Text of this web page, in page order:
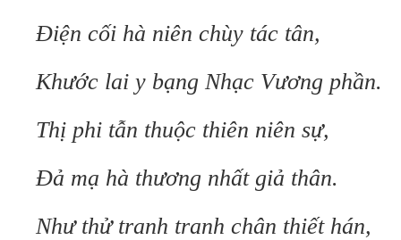
Điện cối hà niên chùy tác tân,
Khước lai y bạng Nhạc Vương phần.
Thị phi tẫn thuộc thiên niên sự,
Đả mạ hà thương nhất giả thân.
Như thử tranh tranh chân thiết hán,